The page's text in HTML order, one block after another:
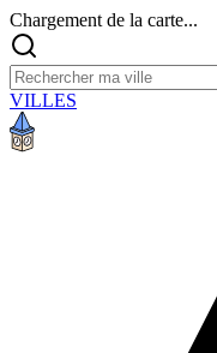
Chargement de la carte...
VILLES